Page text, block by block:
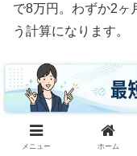
で8万円。わずか2ヶ
う計算になります。
3ヶ月続けた場合、
万円の2.4倍の利息
せん。これがソフト
メニュー ホーム